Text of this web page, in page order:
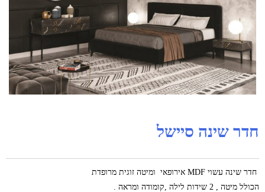
חדר שינה סיישל
חדר שינה עשוי MDF אירופאי ומיטה זוגית מרופדת
הכולל מיטה , 2 שידות לילה ,קומודה ומראה .